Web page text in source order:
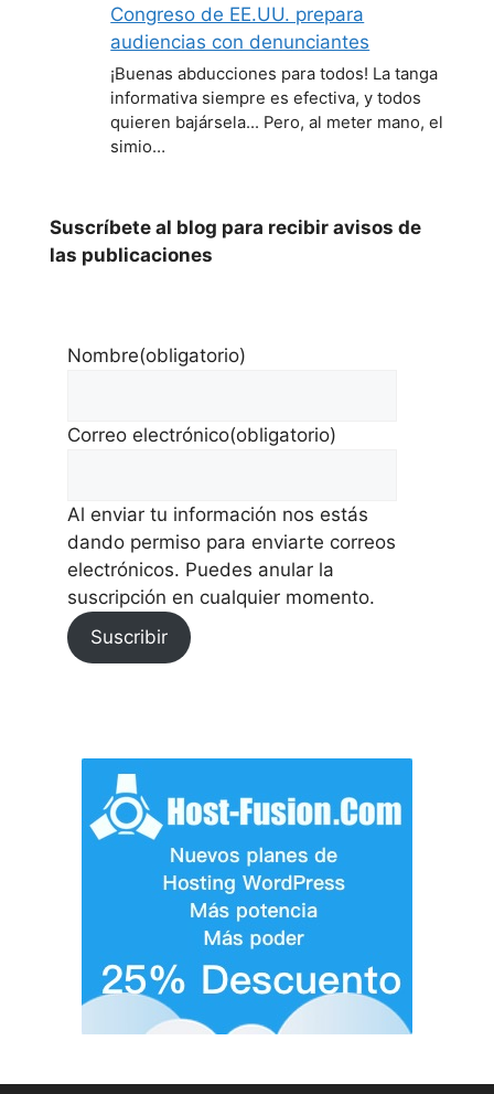
Congreso de EE.UU. prepara
audiencias con denunciantes
¡Buenas abducciones para todos! La tanga
informativa siempre es efectiva, y todos
quieren bajársela... Pero, al meter mano, el
simio…
Suscríbete al blog para recibir avisos de
las publicaciones
Nombre(obligatorio)
Correo electrónico(obligatorio)
Al enviar tu información nos estás
dando permiso para enviarte correos
electrónicos. Puedes anular la
suscripción en cualquier momento.
Suscribir